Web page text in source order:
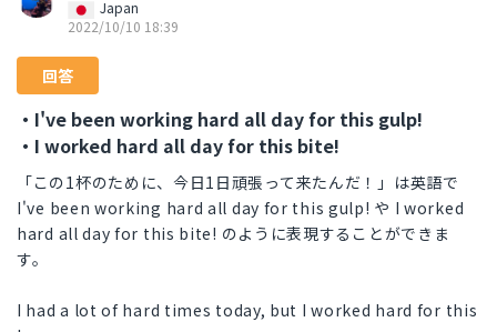
Japan
2022/10/10 18:39
回答
・I've been working hard all day for this gulp!
・I worked hard all day for this bite!
「この1杯のために、今日1日頑張って来たんだ！」は英語で
I've been working hard all day for this gulp! や I worked
hard all day for this bite! のように表現することができま
す。
I had a lot of hard times today, but I worked hard for this